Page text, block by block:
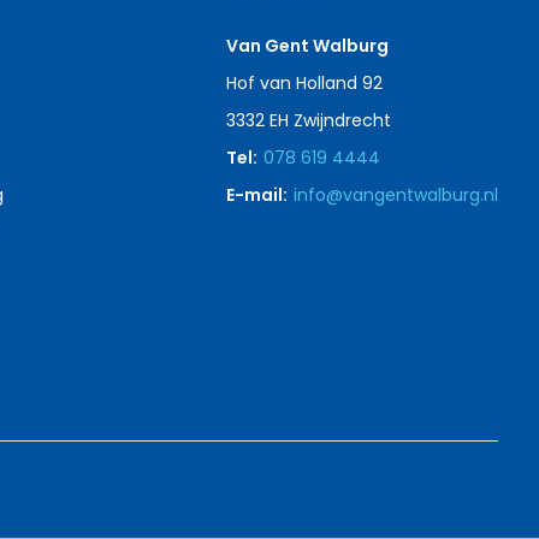
Van Gent Walburg
Hof van Holland 92
3332 EH Zwijndrecht
Tel: 078 619 4444
E-mail: info@vangentwalburg.nl